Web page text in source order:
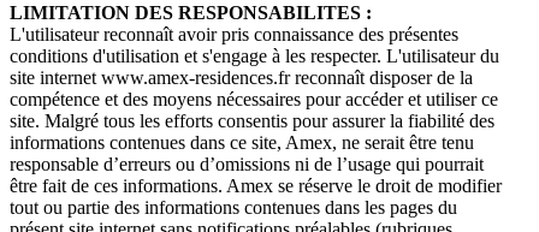
LIMITATION DES RESPONSABILITES :
L'utilisateur reconnaît avoir pris connaissance des présentes
conditions d'utilisation et s'engage à les respecter. L'utilisateur du
site internet www.amex-residences.fr reconnaît disposer de la
compétence et des moyens nécessaires pour accéder et utiliser ce
site. Malgré tous les efforts consentis pour assurer la fiabilité des
informations contenues dans ce site, Amex, ne serait être tenu
responsable d’erreurs ou d’omissions ni de l’usage qui pourrait
être fait de ces informations. Amex se réserve le droit de modifier
tout ou partie des informations contenues dans les pages du